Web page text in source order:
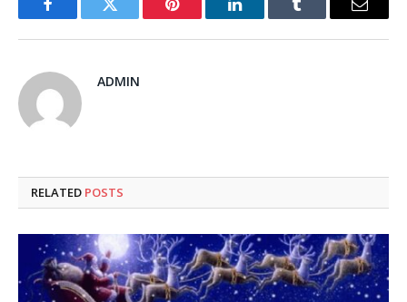
FacebookTwitter Pinterest LinkedInTumblr Email
ADMIN
RELATED POSTS